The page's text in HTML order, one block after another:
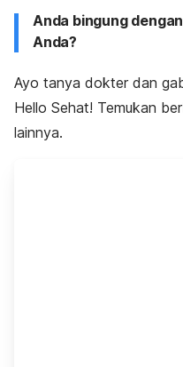
Anda bingung
Anda?
Ayo tanya dokter dan
Hello Sehat! Temukan
lainnya.